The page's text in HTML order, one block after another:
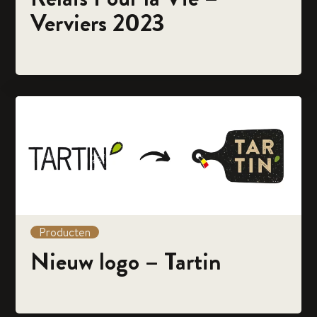
Verviers 2023
Producten
Nieuw logo – Tartin